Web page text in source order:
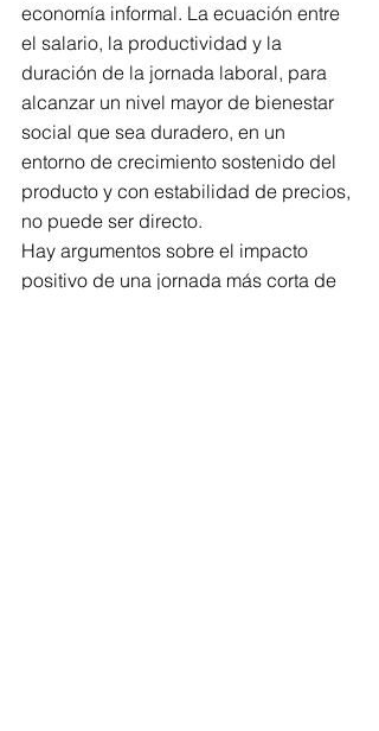
economía informal. La ecuación entre
el salario, la productividad y la
duración de la jornada laboral, para
alcanzar un nivel mayor de bienestar
social que sea duradero, en un
entorno de crecimiento sostenido del
producto y con estabilidad de precios,
no puede ser directo.
Hay argumentos sobre el impacto
positivo de una jornada más corta de